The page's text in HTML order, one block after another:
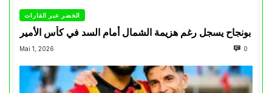
الخضر عبر القارات
بونجاح يسجل رغم هزيمة الشمال أمام السد في كأس الأمير
Mai 1, 2026 0